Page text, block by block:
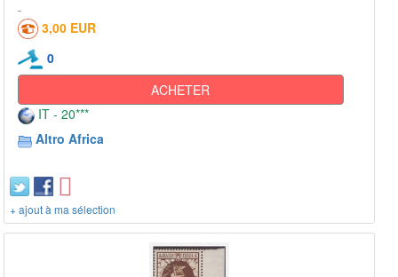
3,00 EUR
0
ACHETER
IT - 20***
Altro Africa
+ ajout à ma sélection